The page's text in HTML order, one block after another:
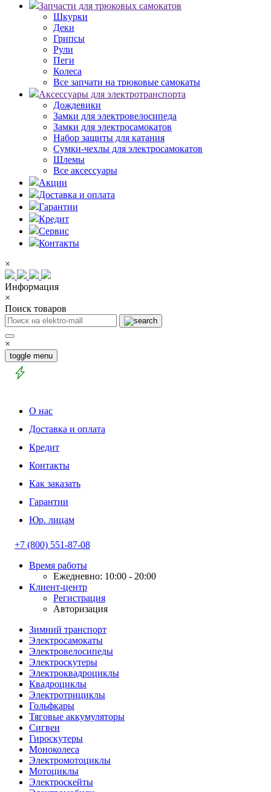
Запчасти для трюковых самокатов
Шкурки
Деки
Грипсы
Рули
Пеги
Колеса
Все запчати на трюковые самокаты
Аксессуары для электротранспорта
Дождевики
Замки для электровелосипеда
Замки для электросамокатов
Набор защиты для катания
Сумки-чехлы для электросамокатов
Шлемы
Все аксессуары
Акции
Доставка и оплата
Гарантии
Кредит
Сервис
Контакты
×
Информация
×
Поиск товаров
×
toggle menu
О нас
Доставка и оплата
Кредит
Контакты
Как заказать
Гарантии
Юр. лицам
+7 (800) 551-87-08
Время работы
Ежедневно: 10:00 - 20:00
Клиент-центр
Регистрация
Авторизация
Зимний транспорт
Электросамокаты
Электровелосипеды
Электроскутеры
Электроквадроциклы
Квадроциклы
Электротрициклы
Гольфкары
Тяговые аккумуляторы
Сигвеи
Гироскутеры
Моноколеса
Электромотоциклы
Мотоциклы
Электроскейты